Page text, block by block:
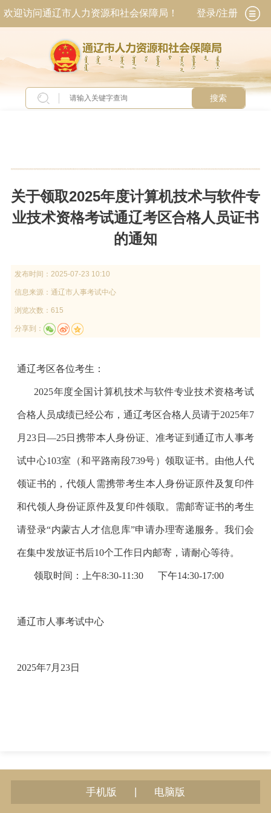
欢迎访问通辽市人力资源和社会保障局！ 登录/注册
搜索
考试
关于领取2025年度计算机技术与软件专
业技术资格考试通辽考区合格人员证书
的通知
发布时间： 2025-07-23 10:10
信息来源： 通辽市人事考试中心
浏览次数：615
分享到：
通辽考区各位考生：
2025年度全国计算机技术与软件专业技术资格考试
合格人员成绩已经公布，通辽考区合格人员请于2025年7
月23日—25日携带本人身份证、准考证到通辽市人事考
试中心103室（和平路南段739号）领取证书。由他人代
领证书的，代领人需携带考生本人身份证原件及复印件
和代领人身份证原件及复印件领取。需邮寄证书的考生
请登录“内蒙古人才信息库”申请办理寄递服务。我们会
在集中发放证书后10个工作日内邮寄，请耐心等待。
领取时间：上午8:30-11:30 下午14:30-17:00
通辽市人事考试中心
2025年7月23日
手机版 电脑版